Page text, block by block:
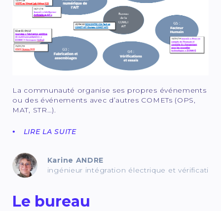
La communauté organise ses propres événements
ou des événements avec d’autres COMETs (OPS,
MAT, STR…).
LIRE LA SUITE
Karine ANDRE
ingénieur intégration électrique et
Le bureau